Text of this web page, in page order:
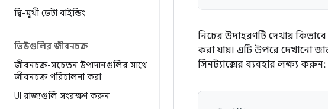
দ্বি-মুখী ডেটা বাইন্ডিং
ভিউগুলির জীবনচক্র
জীবনচক্র-সচেতন উপাদানগুলির সাথে
জীবনচক্র পরিচালনা করা
UI রাজ্যগুলি সংরক্ষণ করুন
নিচের উদাহরণটি দেখায়
করা যায়। এটি উপরে দেখানো
সিনট্যাক্সের ব্যবহার লক্ষ্য করুন: